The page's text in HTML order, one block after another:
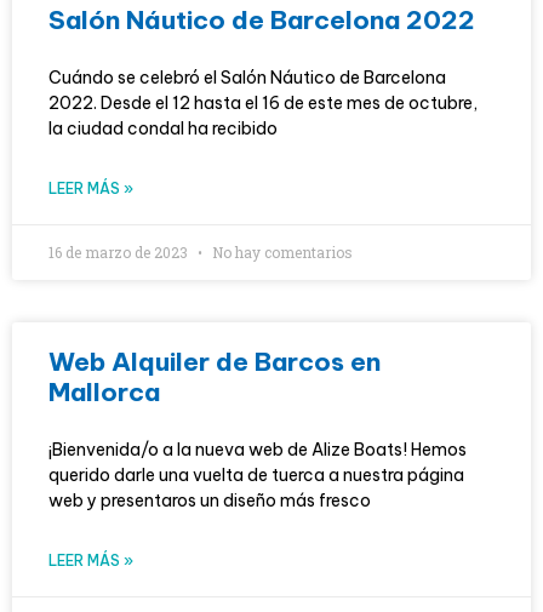
Salón Náutico de Barcelona 2022
Cuándo se celebró el Salón Náutico de Barcelona
2022. Desde el 12 hasta el 16 de este mes de octubre,
la ciudad condal ha recibido
LEER MÁS »
16 de marzo de 2023 No hay comentarios
Web Alquiler de Barcos en
Mallorca
¡Bienvenida/o a la nueva web de Alize Boats! Hemos
querido darle una vuelta de tuerca a nuestra página
web y presentaros un diseño más fresco
LEER MÁS »